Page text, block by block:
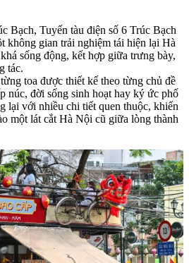
Bạch, Tuyến tàu điện số 6 Trúc Bạch
không gian trải nghiệm tái hiện lại Hà
sống động, kết hợp giữa trưng bày,
tác.
toa được thiết kế theo từng chủ đề
núc, đời sống sinh hoạt hay ký ức phố
lại với nhiều chi tiết quen thuộc, khiến
một lát cắt Hà Nội cũ giữa lòng thành